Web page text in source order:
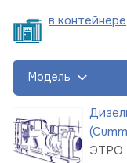
в контейнере
Модель
ЭТРО